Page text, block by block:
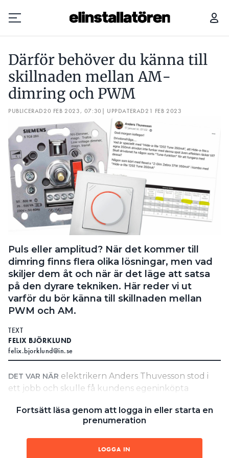
Prenumerera
Hantera prenumeration
Lediga jobb
Annonsera
Läs E-tidningen
Om tidningen
Kontakt
Personuppgifter
Search for:
SEARCH
Därför behöver du känna till
skillnaden mellan AM-
dimring och PWM
PUBLICERAD20 FEB 2023, 07:30 | UPPDATERAD21 FEB 2023
Puls eller amplitud? När det kommer till
dimring finns flera olika lösningar, men vad
skiljer dem åt och när är det läge att satsa
på den dyrare tekniken. Här reder vi ut
varför du bör känna till skillnaden mellan
PWM och AM.
TEXT
FELIX BJÖRKLUND
felix.bjorklund@in.se
DET VAR NÄR elektrikern Anders Thuvesson stod i
ett jobb och skulle få kundens egeninköpta
han hamnade i ett dilemma. Hide-a-lites tabeller för
drivdonsspecifikationer hade vissa luckor och var
inte helt självklara.
Fortsätt läsa genom att logga in eller starta en
prenumeration
LOGGA IN
7